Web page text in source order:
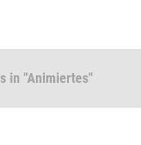
in "Animiertes"